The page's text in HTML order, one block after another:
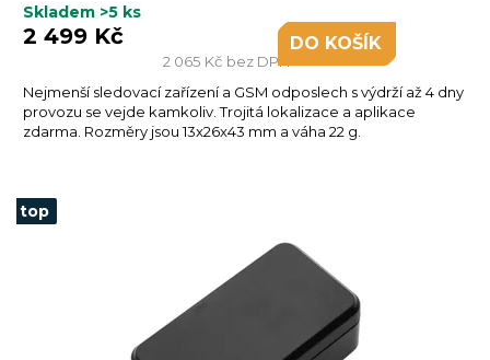
je
5,0
5
hvězdiček.
Skladem >5 ks
2 065 Kč bez DPH
2 499 Kč DO KOŠÍKU
Nejmenší sledovací zařízení a GSM odposlech s výdrží až 4 dny
provozu se vejde kamkoliv. Trojitá lokalizace a aplikace
zdarma. Rozměry jsou 13x26x43 mm a váha 22 g.
top